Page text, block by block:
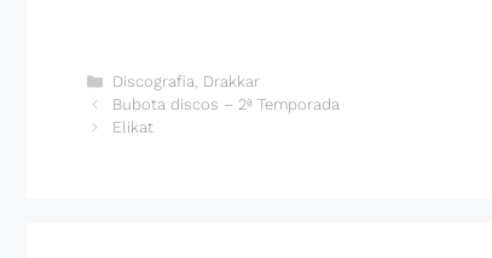
Categorías
Discografia, Drakkar
Bubota discos – 2ª Temporada
Elikat